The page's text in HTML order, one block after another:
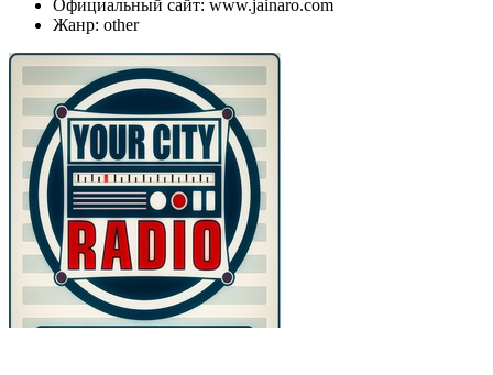
Официальный сайт: www.jainaro.com
Жанр: other